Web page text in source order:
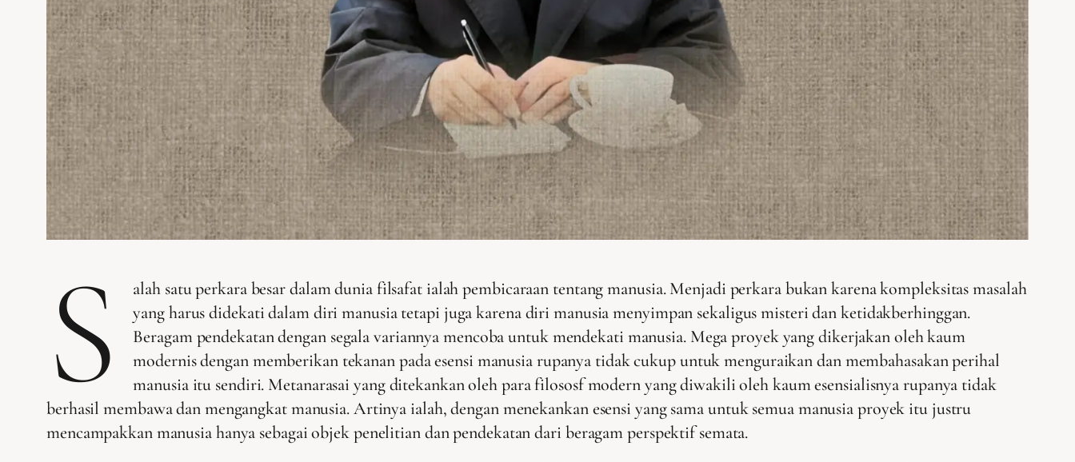
S
alah satu perkara besar dalam dunia filsafat ialah pembicaraan tentang manusia. Menjadi perkara bukan karena kompleksitas masalah
yang harus didekati dalam diri manusia tetapi juga karena diri manusia menyimpan sekaligus misteri dan ketidakberhinggan.
Beragam pendekatan dengan segala variannya mencoba untuk mendekati manusia. Mega proyek yang dikerjakan oleh kaum
modernis dengan memberikan tekanan pada esensi manusia rupanya tidak cukup untuk menguraikan dan membahasakan perihal
manusia itu sendiri. Metanarasai yang ditekankan oleh para filososf modern yang diwakili oleh kaum esensialisnya rupanya tidak
berhasil membawa dan mengangkat manusia. Artinya ialah, dengan menekankan esensi yang sama untuk semua manusia proyek itu justru
mencampakkan manusia hanya sebagai objek penelitian dan pendekatan dari beragam perspektif semata.